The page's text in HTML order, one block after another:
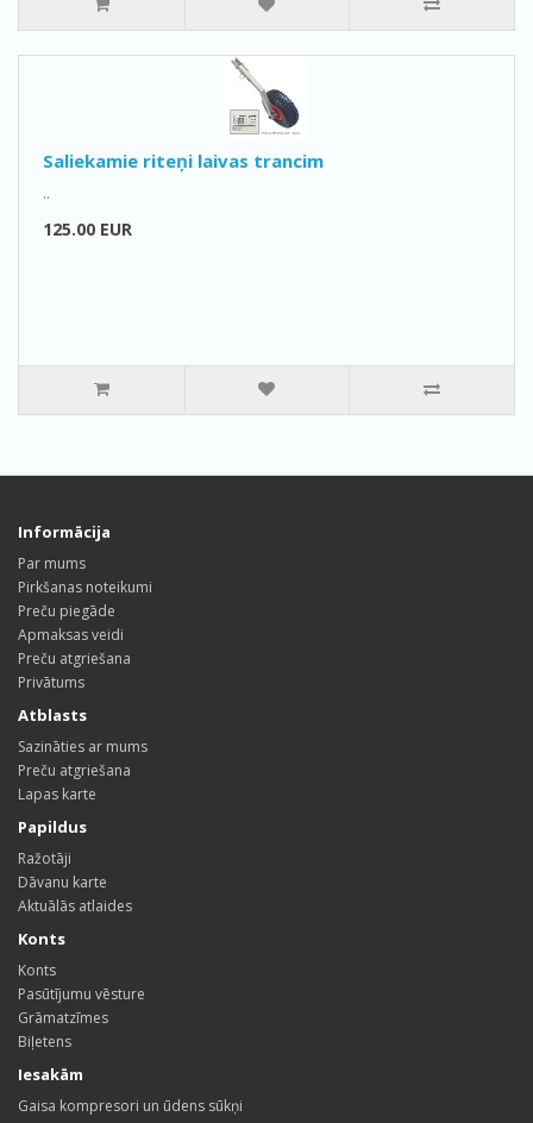
Saliekamie riteņi laivas trancim
..
125.00 EUR
Informācija
Par mums
Pirkšanas noteikumi
Preču piegāde
Apmaksas veidi
Preču atgriešana
Privātums
Atblasts
Sazināties ar mums
Preču atgriešana
Lapas karte
Papildus
Ražotāji
Dāvanu karte
Aktuālās atlaides
Konts
Konts
Pasūtījumu vēsture
Grāmatzīmes
Biļetens
Iesakām
Gaisa kompresori un ūdens sūkņi